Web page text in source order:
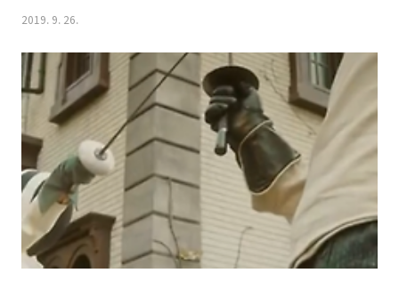
인다. 소비 여력이 낮아지면서 결혼(23세 -> 30세), 내 집 마련(25세 ->
45세) 역시 늦어지고 있다. 하지만 이들이 이 둘을 무엇보다 중요하게 생
각한다. 다만 늦어지고 있을 뿐이다. 응답자의 40%가 내 집 마련이 매우
중요하다고 생각하고 있으며, 아이를 갖고 싶다는 비율은 70%에 이른
다. 반면 자동차, TV, 명품 가방이 중요하다..
2019. 9. 26.